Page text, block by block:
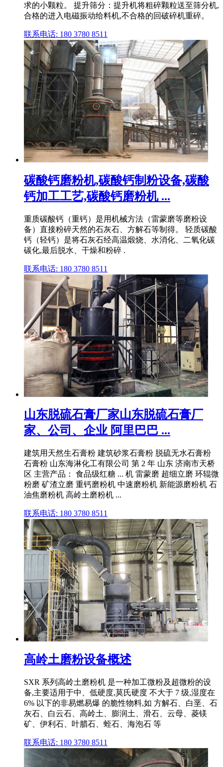
求的小颗粒。 提升筛分：提升机将粗碎颗粒送至筛分机,
合格的进入电磁振动给料机,不合格的回破碎机重碎。
联系电话: 180 3780 8511
碳酸钙磨粉机,碳酸钙制粉设备,碳酸
钙加工工艺,碳酸钙磨粉机 ...
重质碳酸钙（重钙）是用机械方法（雷蒙磨等磨粉设
备）直接粉碎天然的石灰石、方解石等制得。 轻质碳酸
钙（轻钙）是将石灰石经高温煅烧、水消化、二氧化碳
碳化,最后脱水、干燥和粉碎 .
联系电话: 180 3780 8511
山东脱硫石膏厂家山东脱硫石膏厂
家、公司、企业 阿里巴巴 ...
建筑用天然生石膏粉 建筑砂浆石膏粉 脱硫无水石膏粉
石膏粉 山东海淋化工有限公司 第 2 年 山东 济南市天桥
区 主营产品： 食品级红糖 ... 机 雷蒙磨 超细立磨 环辊微
粉磨 矿渣立磨 重钙磨粉机 中速磨粉机 新能源磨粉机 石
油焦磨粉机 高岭土磨粉机 ...
联系电话: 180 3780 8511
高岭土磨粉设备概述
SXR 系列高岭土磨粉机 是一种加工微粉及超微粉的设
备,主要适用于中、低硬度,莫氏硬度 不大于 7 级,湿度在
6% 以下的非易燃易爆 的脆性物料,如 方解石、白垩、石
灰石、白云石、高岭土、膨润土、滑石、云母、菱镁
矿、伊利石、叶腊石、蛭石、海泡石 等
联系电话: 180 3780 8511